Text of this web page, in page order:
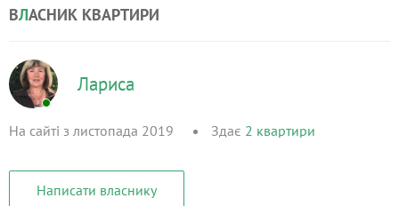
ВЛАСНИК КВАРТИРИ
Лариса
На сайті з листопада 2019 Здає 2 квартири
Написати власнику